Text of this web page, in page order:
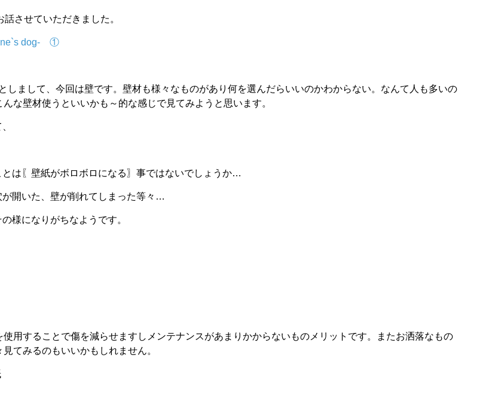
させていただきました。
dog‐ ①
しまして、今回は壁です。壁材も様々なものがあり何を選んだらいいのかわからない。なんて人も多いの
な壁材使うといいかも～的な感じで見てみようと思います。
は〖壁紙がボロボロになる〗事ではないでしょうか…
開いた、壁が削れてしまった等々…
様になりがちなようです。
用することで傷を減らせますしメンテナンスがあまりかからないものメリットです。またお洒落なもの
てみるのもいいかもしれません。